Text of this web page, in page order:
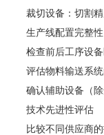
裁切设备：切割
生产线配置完整性
检查前后工序设
评估物料输送系
确认辅助设备（
技术先进性评估
比较不同供应商